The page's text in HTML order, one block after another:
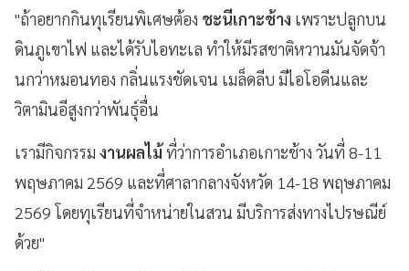
"ถ้าอยากกินทุเรียนพิเศษต้อง ชะนีเกาะช้าง เพราะปลูกบน
ดินภูเขาไฟ และได้รับไอทะเล ทำให้มีรสชาติหวานมันจัดจ้า
นกว่าหมอนทอง กลิ่นแรงชัดเจน เมล็ดลีบ มีไอโอดีนและ
วิตามินอีสูงกว่าพันธุ์อื่น
เรามีกิจกรรม งานผลไม้ที่ว่าการอำเภอเกาะช้าง วันที่ 8-11
พฤษภาคม 2569 และที่ศาลากลางจังหวัด 14-18 พฤษภาคม
2569 โดยทุเรียนที่จำหน่ายในสวน มีบริการส่งทางไปรษณีย์
ด้วย"